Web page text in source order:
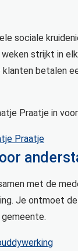
sociale
strijkt in
betalen
Praatje in
Praatje
met de
Je ontmoet